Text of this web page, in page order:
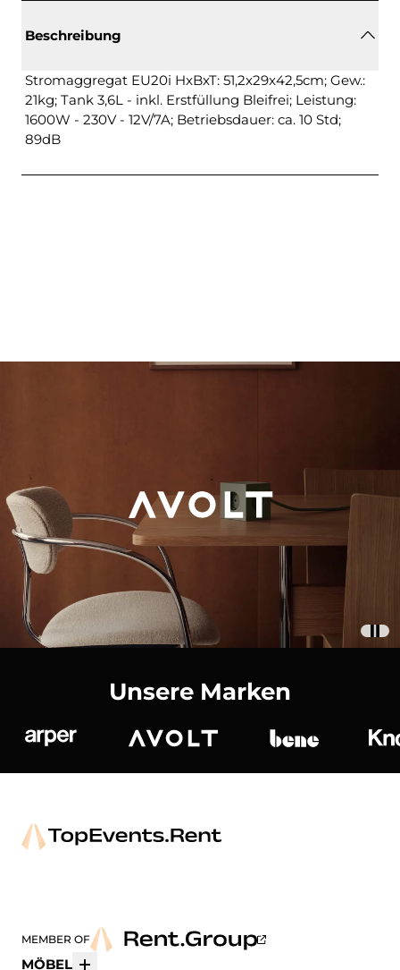
Beschreibung
Stromaggregat EU20i HxBxT: 51,2x29x42,5cm; Gew.:
21kg; Tank 3,6L - inkl. Erstfüllung Bleifrei; Leistung:
1600W - 230V - 12V/7A; Betriebsdauer: ca. 10 Std;
89dB
Unsere Marken
MEMBER OF
MÖBEL